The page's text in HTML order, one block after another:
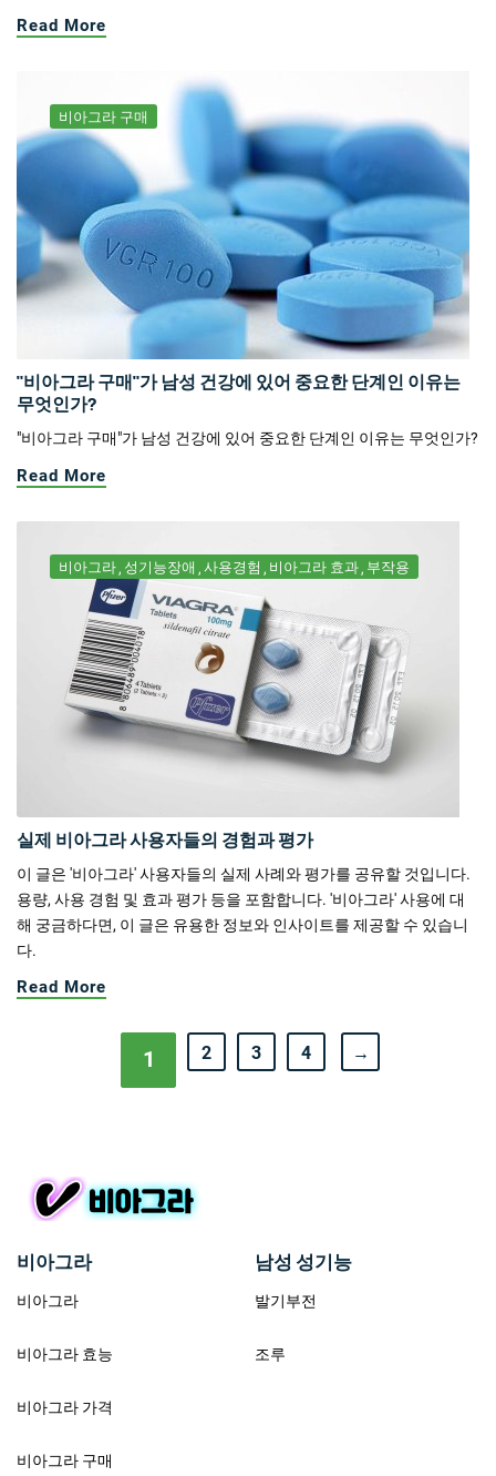
Read More
비아그라 구매
"비아그라 구매"가 남성 건강에 있어 중요한 단계인 이유는
무엇인가?
"비아그라 구매"가 남성 건강에 있어 중요한 단계인 이유는 무엇인가?
Read More
비아그라 성기능장애 사용경험 비아그라 효과 부작용
실제 비아그라 사용자들의 경험과 평가
이 글은 '비아그라' 사용자들의 실제 사례와 평가를 공유할 것입니다.
용량, 사용 경험 및 효과 평가 등을 포함합니다. '비아그라' 사용에 대
해 궁금하다면, 이 글은 유용한 정보와 인사이트를 제공할 수 있습니
다.
Read More
1 2 3 4 →
비아그라
비아그라
비아그라 효능
비아그라 가격
비아그라 구매
남성 성기능
발기부전
조루